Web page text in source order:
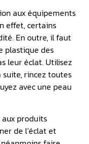
aux équipements
effet, certains
En outre, il faut
plastique des
leur éclat. Utilisez
rincez toutes
avec une peau
produits
de l’éclat et